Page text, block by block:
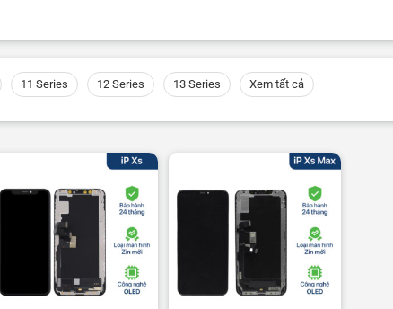
11 Series 12 Series 13 Series Xem tất cả